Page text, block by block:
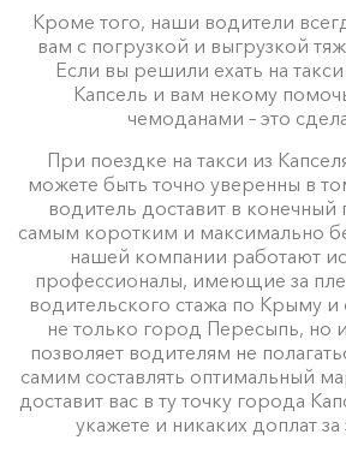
Кроме того, наши водители
вам с погрузкой и выгрузкой
Если вы решили ехать на
Капсель и вам некому
чемоданами – это
При поездке на такси из
можете быть точно уверенны в
водитель доставит в конечный
самым коротким и максимально
нашей компании работают
профессионалы, имеющие за
водительского стажа по Крыму
не только город Пересыпь, но
позволяет водителям не
самим составлять оптимальный
доставит вас в ту точку города
укажете и никаких доплат за